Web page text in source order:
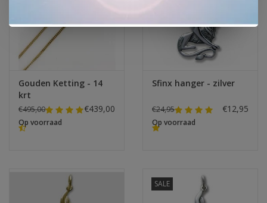
Gouden Ketting - 14
krt
€495,00 €439,00
Op voorraad
Sfinx hanger - zilver
€24,95 €12,95
Op voorraad
SALE